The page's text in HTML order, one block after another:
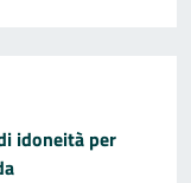
idoneità per